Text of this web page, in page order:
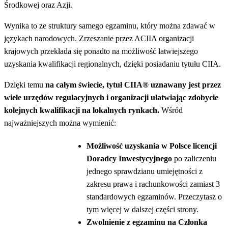
Środkowej oraz Azji.
Wynika to ze struktury samego egzaminu, który można zdawać w
językach narodowych. Zrzeszanie przez ACIIA organizacji
krajowych przekłada się ponadto na możliwość łatwiejszego
uzyskania kwalifikacji regionalnych, dzięki posiadaniu tytułu CIIA.
Dzięki temu na całym świecie, tytuł CIIA® uznawany jest przez
wiele urzędów regulacyjnych i organizacji ułatwiając zdobycie
kolejnych kwalifikacji na lokalnych rynkach. Wśród
najważniejszych można wymienić:
Możliwość uzyskania w Polsce licencji
Doradcy Inwestycyjnego po zaliczeniu
jednego sprawdzianu umiejętności z
zakresu prawa i rachunkowości zamiast 3
standardowych egzaminów. Przeczytasz o
tym więcej w dalszej części strony.
Zwolnienie z egzaminu na Członka